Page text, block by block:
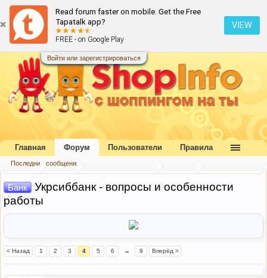
Read forum faster on mobile. Get the Free
Tapatalk app?
FREE - on Google Play
VIEW
Войти или зарегистрироваться
Главная Форум
Банк
Укрсиббанк - вопросы и особенности
работы
< Назад 1 2 3 4 5 6 → 9 Вперёд >
Главная Форум
Последние сообщения
Пользователи Правила